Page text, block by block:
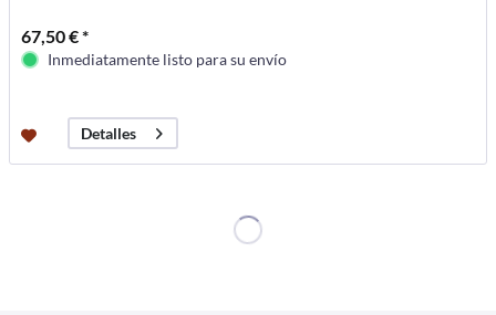
67,50 € *
Inmediatamente listo para su envío
Detalles